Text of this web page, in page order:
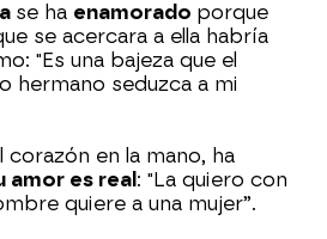
se ha enamorado porque
se acercara a ella habría
"Es una bajeza que el
hermano seduzca a mi
corazón en la mano, ha
amor es real : "La quiero con
quiere a una mujer”.